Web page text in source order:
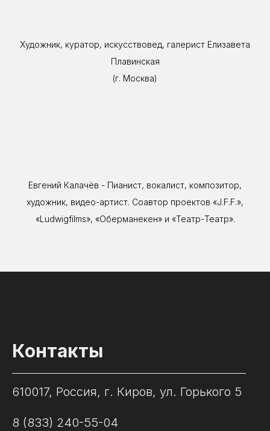
Художник, куратор, искусствовед, галерист Елизавета
Плавинская
(г. Москва)
Евгений Калачёв - Пианист, вокалист, композитор,
художник, видео-артист. Соавтор проектов «J.F.F.»,
«Ludwigfilms», «Оберманекен» и «Театр-Театр».
Контакты
610017, Россия, г. Киров, ул. Горького 5
8 (833) 240-55-04